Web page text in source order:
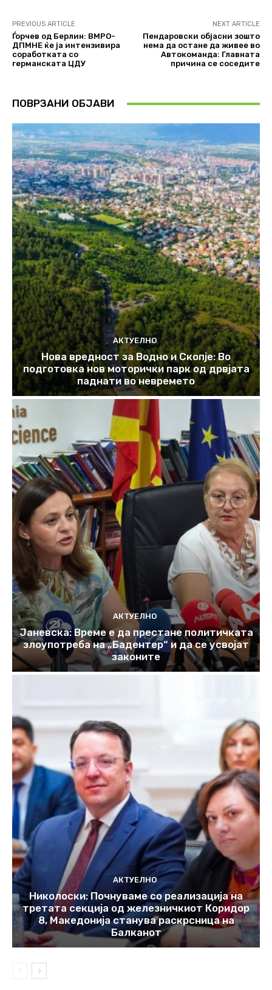
PREVIOUS ARTICLE
Ѓорчев од Берлин: ВМРО-
ДПМНЕ ќе ја интензивира
соработката со
германската ЦДУ
NEXT ARTICLE
Пендаровски објасни зошто
нема да остане да живее во
Автокоманда: Главната
причина се соседите
ПОВРЗАНИ ОБЈАВИ
АКТУЕЛНО
Нова вредност за Водно и Скопје: Во
подготовка нов моторички парк од дрвјата
паднати во невремето
АКТУЕЛНО
Јаневска: Време е да престане политичката
злоупотреба на „Бадентер“ и да се усвојат
законите
АКТУЕЛНО
Николоски: Почнуваме со реализација на
третата секција од железничкиот Коридор
8, Македонија станува раскрсница на
Балканот